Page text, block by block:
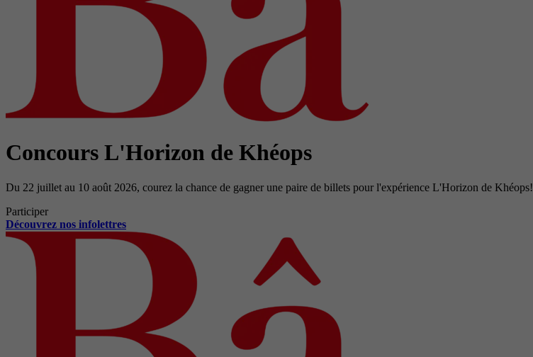
Concours L'Horizon de Khéops
Du 22 juillet au 10 août 2026, courez la chance de gagner une paire de billets pour l'expérience L'Horizon de Khéops!
Participer
Découvrez nos infolettres